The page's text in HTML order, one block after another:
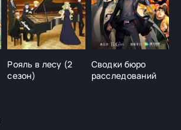
Рояль в лесу (2
сезон)
Сводки бюро
расследований